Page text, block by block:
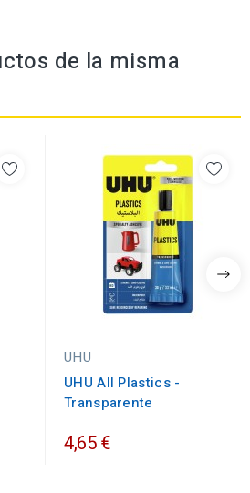
de la misma
UHU
UHU All Plastics -
Transparente
4,65 €